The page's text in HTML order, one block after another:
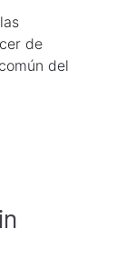
de
del